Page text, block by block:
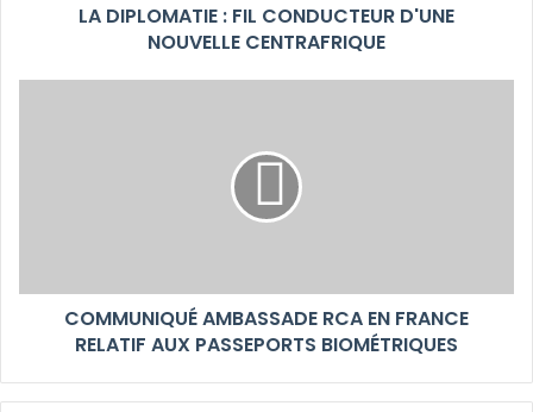
LA DIPLOMATIE : FIL CONDUCTEUR D'UNE
NOUVELLE CENTRAFRIQUE
COMMUNIQUÉ AMBASSADE RCA EN FRANCE
RELATIF AUX PASSEPORTS BIOMÉTRIQUES